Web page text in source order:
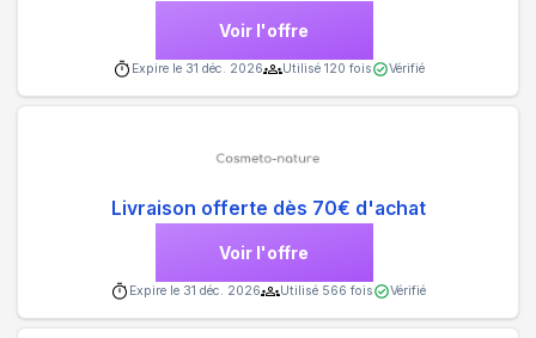
Voir l'offre
Expire le 31 déc. 2026 Utilisé 120 fois Vérifié
Livraison offerte dès 70€ d'achat
Voir l'offre
Expire le 31 déc. 2026 Utilisé 566 fois Vérifié